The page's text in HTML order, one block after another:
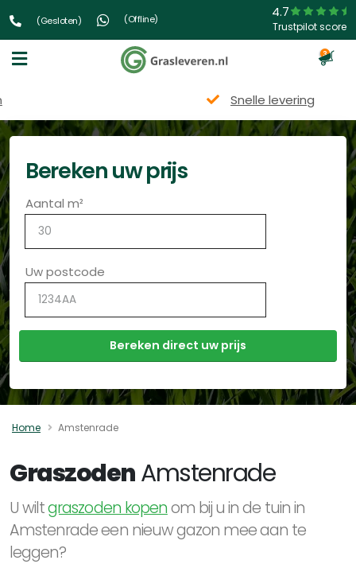
(Gesloten) (Offline) 4.7
Trustpilot score
3
Snelle levering
Bereken uw prijs
Aantal m²
Uw postcode
Home Amstenrade
GraszodenAmstenrade
U wiltgraszoden kopenom bij u in de tuin in
Amstenrade een nieuw gazon mee aan te
leggen?